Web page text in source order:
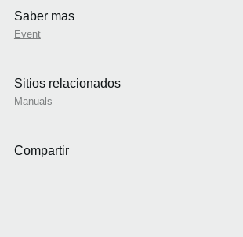
Saber mas
Event
Sitios relacionados
Manuals
Compartir